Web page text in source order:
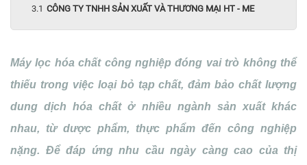
CÔNG TY TNHH SẢN XUẤT VÀ THƯƠNG MẠI HT - ME
Máy lọc hóa chất công nghiệp đóng vai trò không thể
thiếu trong việc loại bỏ tạp chất, đảm bảo chất lượng
dung dịch hóa chất ở nhiều ngành sản xuất khác
nhau, từ dược phẩm, thực phẩm đến công nghiệp
nặng. Để đáp ứng nhu cầu ngày càng cao của thị